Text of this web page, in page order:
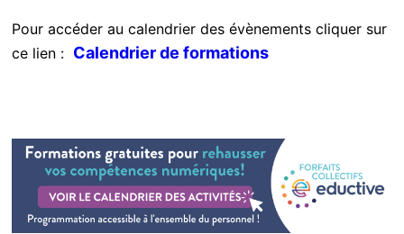
Pour accéder au calendrier des évènements cliquer sur
ce lien : Calendrier de formations